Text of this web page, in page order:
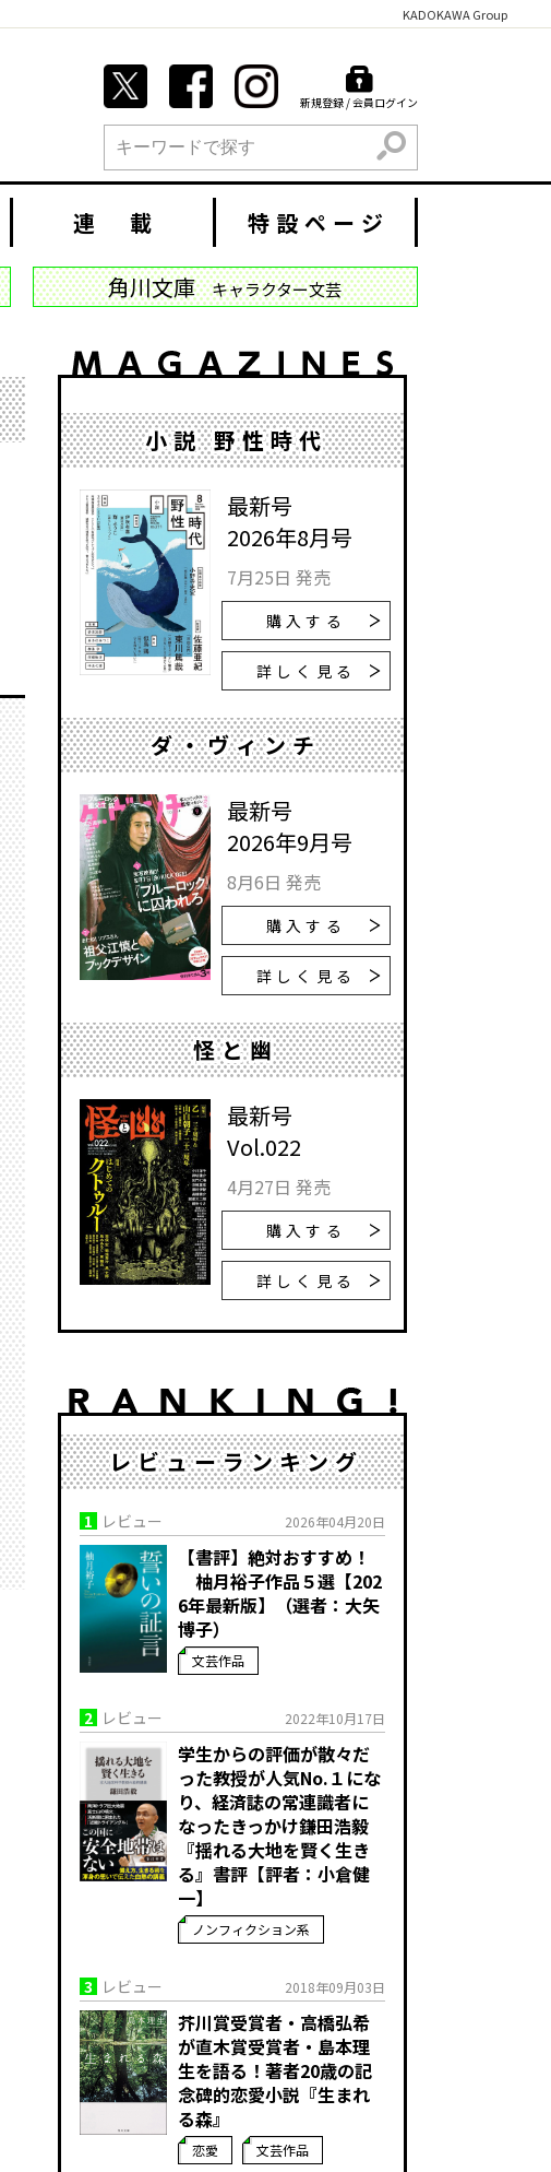
KADOKAWA Group
新規登録 / 会員ログイン
検索
連 載 特設ページ
角川文庫 キャラクター文芸
小説 野性時代
最新号
2026年8月号
7月25日 発売
購入する
詳しく見る
ダ・ヴィンチ
最新号
2026年9月号
8月6日 発売
購入する
詳しく見る
怪と幽
最新号
Vol.022
4月27日 発売
購入する
詳しく見る
レビューランキング
1 レビュー 2026年04月20日
【書評】絶対おすすめ！
柚月裕子作品５選【202
6年最新版】（選者：大矢
博子）
文芸作品
2 レビュー 2022年10月17日
学生からの評価が散々だ
った教授が人気No.１にな
り、経済誌の常連識者に
なったきっかけ――鎌田浩毅
『揺れる大地を賢く生き
る』書評【評者：小倉健
一】
ノンフィクション系
3 レビュー 2018年09月03日
芥川賞受賞者・高橋弘希
が直木賞受賞者・島本理
生を語る！著者20歳の記
念碑的恋愛小説『生まれ
る森』
恋愛 文芸作品